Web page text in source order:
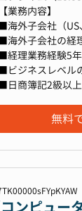
【業務内容】
海外子会社（US
海外子会社の経
会計監査（日本
海外子会社にお
管理会計や財務
変更の範囲：全て
経理業務経験5年
ビジネスレベル
日商簿記2級以
■会計ソフトおよ
無料
ンピュー